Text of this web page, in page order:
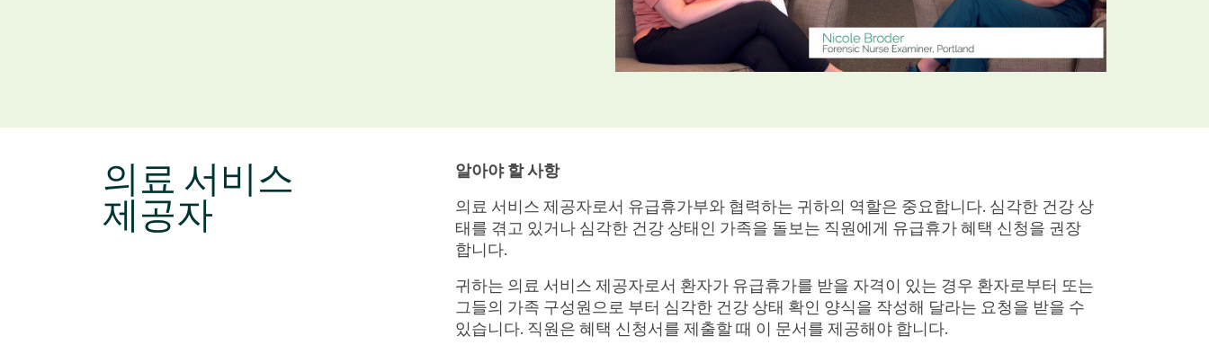
의료 서비스
제공자
알아야 할 사항
의료 서비스 제공자로서 유급휴가부와 협력하는 귀하의 역할은 중요합니다. 심각한 건강 상
태를 겪고 있거나 심각한 건강 상태인 가족을 돌보는 직원에게 유급휴가 혜택 신청을 권장
합니다.
귀하는 의료 서비스 제공자로서 환자가 유급휴가를 받을 자격이 있는 경우 환자로부터 또는
그들의 가족 구성원으로 부터 심각한 건강 상태 확인 양식을 작성해 달라는 요청을 받을 수
있습니다. 직원은 혜택 신청서를 제출할 때 이 문서를 제공해야 합니다.